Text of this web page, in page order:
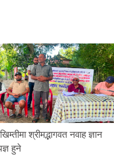
श्रीमद्भागवत नवाह ज्ञान
हुने